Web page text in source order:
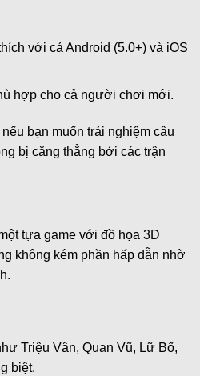
với cả Android (5.0+) và iOS
hợp cho cả người chơi mới.
bạn muốn trải nghiệm câu
bị căng thẳng bởi các trận
tựa game với đồ họa 3D
không kém phần hấp dẫn nhờ
Triệu Vân, Quan Vũ, Lữ Bố,
biệt.